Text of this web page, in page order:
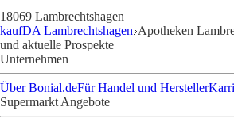
18069 Lambrechtshagen
kaufDA Lambrechtshagen Apotheken
und aktuelle Prospekte
Unternehmen
Über Bonial.deFür Handel und Hersteller
Supermarkt Angebote